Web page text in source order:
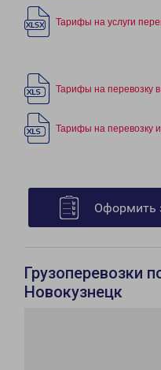
Тарифы на услуги
Тарифы на перевозку
Тарифы на перевозку
Оформить
Грузоперевозки
Новокузнецк